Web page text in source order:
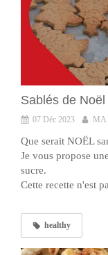
Sablés de
07 Déc 2023 MA
Que serait NOËL
Je vous propose
sucre.
Cette recette n'est
healthy